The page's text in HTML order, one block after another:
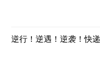
逆行！逆遇！逆袭！快